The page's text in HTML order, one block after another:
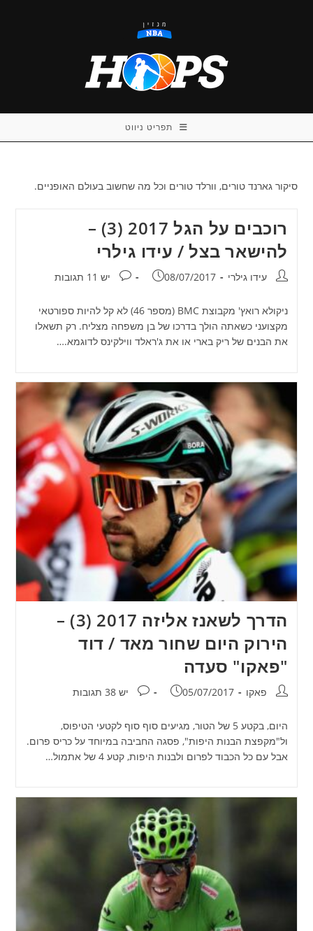
תפריט ניווט
סיקור גארנד טורים, וורלד טורים וכל מה שחשוב בעולם האופניים.
רוכבים על הגל 2017 (3) –
להישאר בצל / עידו גילרי
מחבר:עידו גילרי פורסם:
08/07/2017 תגובות:
יש 11 תגובות
ניקולא רואץ' מקבוצת BMC (מספר 46) לא קל להיות ספורטאי
מקצועני כשאתה הולך בדרכו של בן משפחה מצליח. רק תשאלו
את הבנים של ריק בארי או את ג'ראלד ווילקינס לדוגמא.…
הדרך לשאנז אליזה 2017 (3) –
הירוק היום שחור מאד / דוד
"פאקו" סעדה
מחבר:פאקו פורסם:
05/07/2017 תגובות:
יש 38 תגובות
היום, בקטע 5 של הטור, מגיעים סוף סוף לקטעי הטיפוס,
ול"מקפצת הבנות היפות", פסגה החביבה במיוחד על כריס פרום.
אבל עם כל הכבוד לפרום ולבנות היפות, קטע 4 של אתמול…